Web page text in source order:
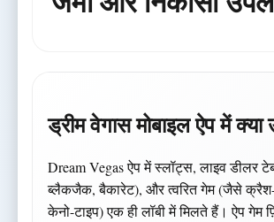
ड्रीम वेगास मोबाइल ऐप में
Dream Vegas ऐप में स्लॉट्स, लाइव डीलर
ब्लैकजैक, बैकारेट), और त्वरित गेम (जैसे
केनो-टाइप) एक ही लॉबी में मिलते हैं। ऐप गेम